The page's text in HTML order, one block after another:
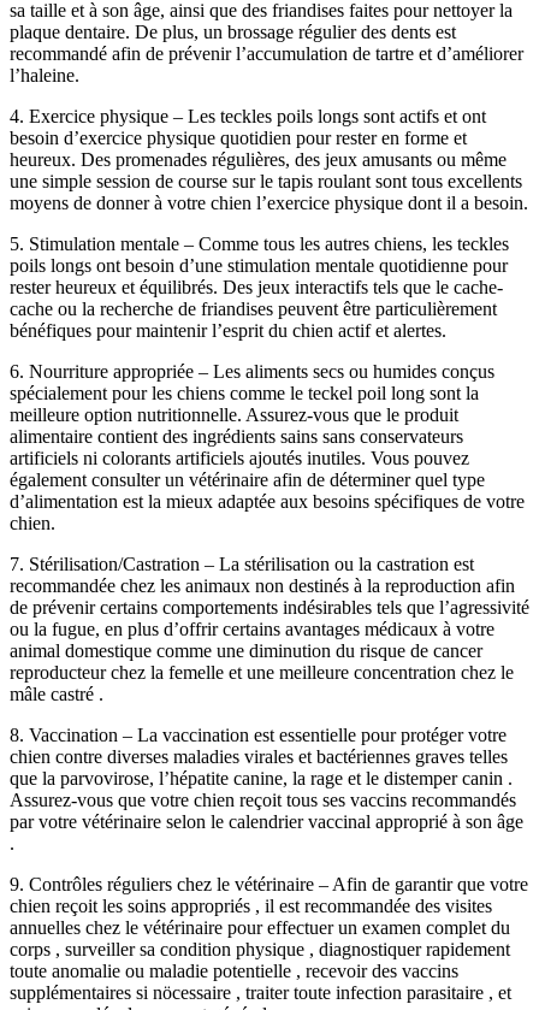
sa taille et à son âge, ainsi que des friandises faites pour nettoyer la
plaque dentaire. De plus, un brossage régulier des dents est
recommandé afin de prévenir l’accumulation de tartre et d’améliorer
l’haleine.
4. Exercice physique – Les teckles poils longs sont actifs et ont
besoin d’exercice physique quotidien pour rester en forme et
heureux. Des promenades régulières, des jeux amusants ou même
une simple session de course sur le tapis roulant sont tous excellents
moyens de donner à votre chien l’exercice physique dont il a besoin.
5. Stimulation mentale – Comme tous les autres chiens, les teckles
poils longs ont besoin d’une stimulation mentale quotidienne pour
rester heureux et équilibrés. Des jeux interactifs tels que le cache-
cache ou la recherche de friandises peuvent être particulièrement
bénéfiques pour maintenir l’esprit du chien actif et alertes.
6. Nourriture appropriée – Les aliments secs ou humides conçus
spécialement pour les chiens comme le teckel poil long sont la
meilleure option nutritionnelle. Assurez-vous que le produit
alimentaire contient des ingrédients sains sans conservateurs
artificiels ni colorants artificiels ajoutés inutiles. Vous pouvez
également consulter un vétérinaire afin de déterminer quel type
d’alimentation est la mieux adaptée aux besoins spécifiques de votre
chien.
7. Stérilisation/Castration – La stérilisation ou la castration est
recommandée chez les animaux non destinés à la reproduction afin
de prévenir certains comportements indésirables tels que l’agressivité
ou la fugue, en plus d’offrir certains avantages médicaux à votre
animal domestique comme une diminution du risque de cancer
reproducteur chez la femelle et une meilleure concentration chez le
mâle castré .
8. Vaccination – La vaccination est essentielle pour protéger votre
chien contre diverses maladies virales et bactériennes graves telles
que la parvovirose, l’hépatite canine, la rage et le distemper canin .
Assurez-vous que votre chien reçoit tous ses vaccins recommandés
par votre vétérinaire selon le calendrier vaccinal approprié à son âge
.
9. Contrôles réguliers chez le vétérinaire – Afin de garantir que votre
chien reçoit les soins appropriés , il est recommandée des visites
annuelles chez le vétérinaire pour effectuer un examen complet du
corps , surveiller sa condition physique , diagnostiquer rapidement
toute anomalie ou maladie potentielle , recevoir des vaccins
supplémentaires si nöcessaire , traiter toute infection parasitaire , et